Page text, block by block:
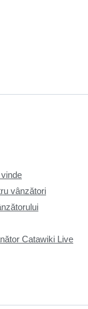
vânzători
Catawiki Live